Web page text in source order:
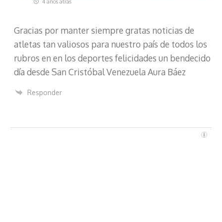
o
4 años atrás
Gracias por manter siempre gratas noticias de
atletas tan valiosos para nuestro país de todos los
rubros en en los deportes felicidades un bendecido
día desde San Cristóbal Venezuela Aura Báez
Responder